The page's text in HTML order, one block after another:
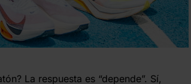
La respuesta es “depende”. Sí,